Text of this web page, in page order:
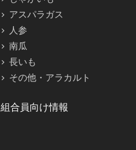
アスパラガス
人参
南瓜
長いも
その他・アラカルト
組合員向け情報